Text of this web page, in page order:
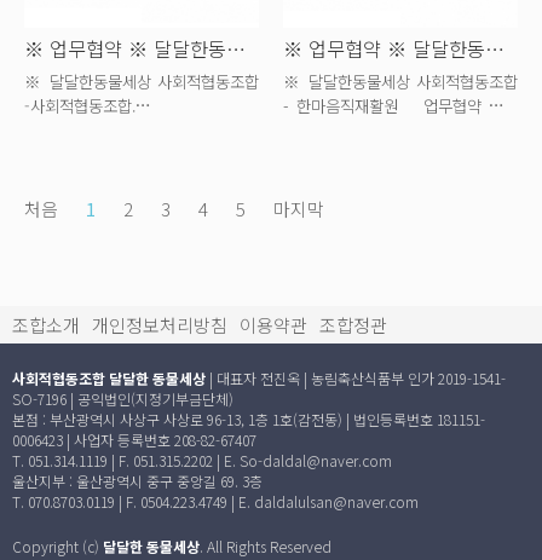
※ 업무협약 ※ 달달한동물세상 X사회...
※ 달달한동물세상 사회적협동조합
-사회적협동조합.
※ 업무협약 ※ 달달한동물세상 X 한...
※ 달달한동물세상 사회적협동조합
- 한마음직재활원 업무협약 체결
처음 1 2 3 4 5 마지막
조합소개 개인정보처리방침 이용약관 조합정관
사회적협동조합 달달한 동물세상 | 대표자 전진옥 | 농림축산식품부 인가 2019-1541-
SO-7196 | 공익법인(지정기부금단체)
본점 : 부산광역시 사상구 사상로 96-13, 1층 1호(감전동) | 법인등록번호 181151-
0006423 | 사업자 등록번호 208-82-67407
T. 051.314.1119 | F. 051.315.2202 | E. So-daldal@naver.com
울산지부 : 울산광역시 중구 중앙길 69. 3층
T. 070.8703.0119 | F. 0504.223.4749 | E. daldalulsan@naver.com
Copyright (c) 달달한 동물세상. All Rights Reserved